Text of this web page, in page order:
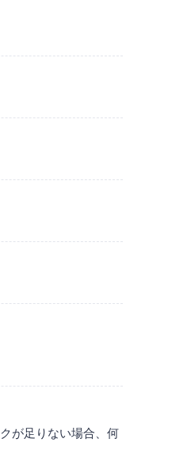
が足りない場合、何